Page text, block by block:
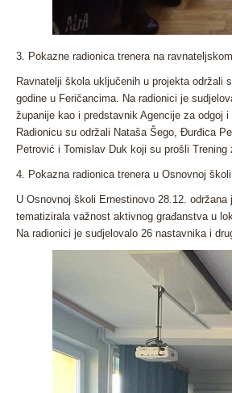
3. Pokazne radionica trenera na
Ravnatelji škola uključenih u projekta održali
godine u Feričancima. Na radionici je
županije kao i predstavnik Agencije za odgoj
Radionicu su održali Nataša Šego, Đurđica
Petrović i Tomislav Duk koji su prošli
4. Pokazna radionica trenera u Osnovnoj
U Osnovnoj školi Ernestinovo 28.12.
tematizirala važnost aktivnog građanstva u
Na radionici je sudjelovalo 26 nastavnika i